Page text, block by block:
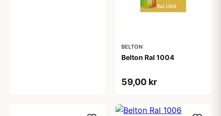
BELTON
Belton Ral 1004
59,00 kr